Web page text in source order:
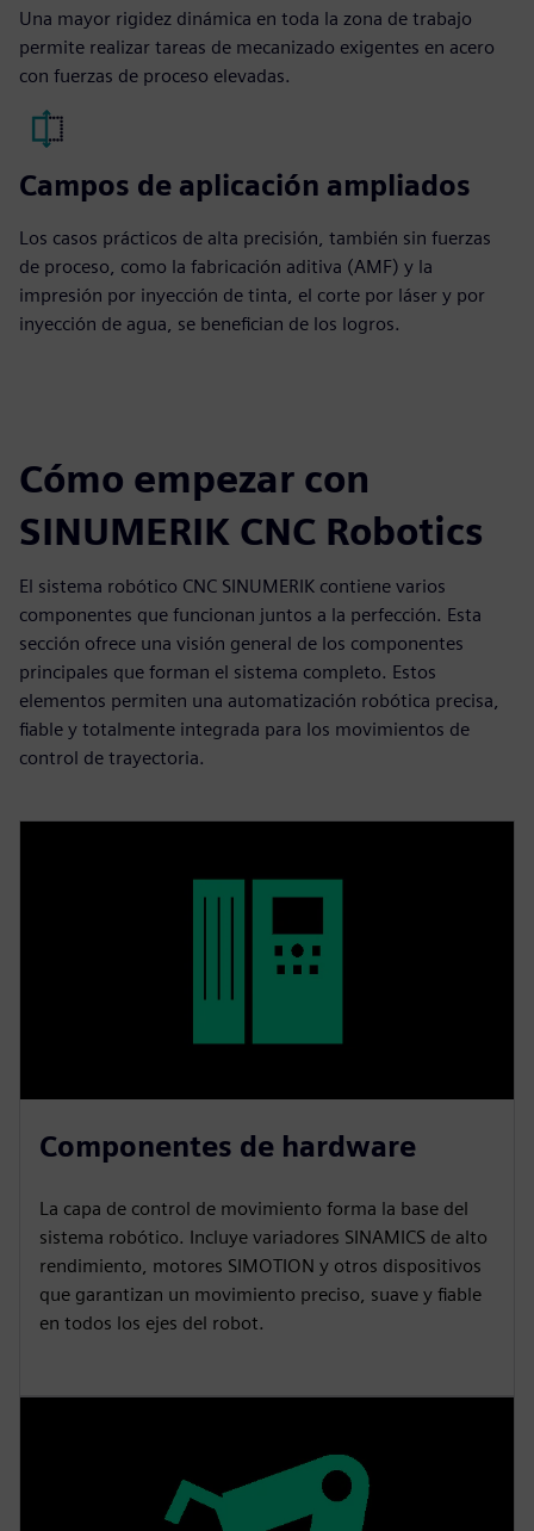
Una mayor rigidez dinámica en toda la zona de trabajo
permite realizar tareas de mecanizado exigentes en acero
con fuerzas de proceso elevadas.
Campos de aplicación ampliados
Los casos prácticos de alta precisión, también sin fuerzas
de proceso, como la fabricación aditiva (AMF) y la
impresión por inyección de tinta, el corte por láser y por
inyección de agua, se benefician de los logros.
Cómo empezar con
SINUMERIK CNC Robotics
El sistema robótico CNC SINUMERIK contiene varios
componentes que funcionan juntos a la perfección. Esta
sección ofrece una visión general de los componentes
principales que forman el sistema completo. Estos
elementos permiten una automatización robótica precisa,
fiable y totalmente integrada para los movimientos de
control de trayectoria.
Componentes de hardware
La capa de control de movimiento forma la base del
sistema robótico. Incluye variadores SINAMICS de alto
rendimiento, motores SIMOTION y otros dispositivos
que garantizan un movimiento preciso, suave y fiable
en todos los ejes del robot.